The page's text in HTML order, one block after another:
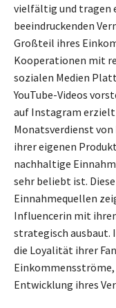
vielfältig und tragen
beeindruckenden
Großteil ihres
Kooperationen mit
sozialen Medien
YouTube-Videos
auf Instagram erzielt
Monatsverdienst von
ihrer eigenen
nachhaltige
sehr beliebt ist.
Einnahmequellen
Influencerin mit
strategisch ausbaut.
die Loyalität ihrer
Einkommensströme,
Entwicklung ihres